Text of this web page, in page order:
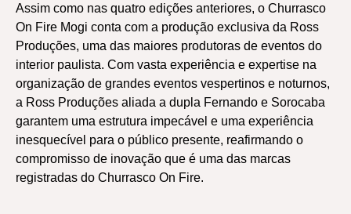
Assim como nas quatro edições anteriores, o Churrasco
On Fire Mogi conta com a produção exclusiva da Ross
Produções, uma das maiores produtoras de eventos do
interior paulista. Com vasta experiência e expertise na
organização de grandes eventos vespertinos e noturnos,
a Ross Produções aliada a dupla Fernando e Sorocaba
garantem uma estrutura impecável e uma experiência
inesquecível para o público presente, reafirmando o
compromisso de inovação que é uma das marcas
registradas do Churrasco On Fire.